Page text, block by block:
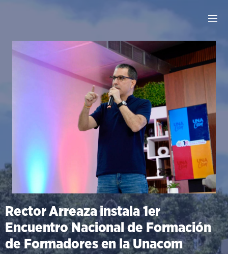
Rector Arreaza instala 1er
Encuentro Nacional de Formación
de Formadores en la Unacom